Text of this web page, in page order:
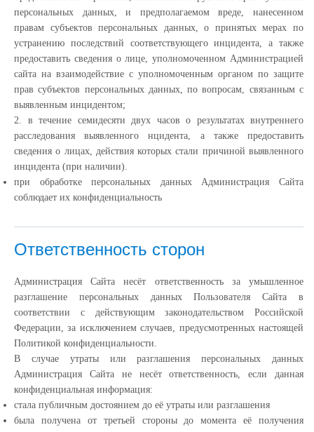
персональных данных, и предполагаемом вреде, нанесенном
правам субъектов персональных данных, о принятых мерах по
устранению последствий соответствующего инцидента, а также
предоставить сведения о лице, уполномоченном Администрацией
сайта на взаимодействие с уполномоченным органом по защите
прав субъектов персональных данных, по вопросам, связанным с
выявленным инцидентом;
2. в течение семидесяти двух часов о результатах внутреннего
расследования выявленного нцидента, а также предоставить
сведения о лицах, действия которых стали причиной выявленного
инцидента (при наличии).
при обработке персональных данных Администрация Сайта
соблюдает их конфиденциальность
Ответственность сторон
Администрация Сайта несёт ответственность за умышленное
разглашение персональных данных Пользователя Сайта в
соответствии с действующим законодательством Российской
Федерации, за исключением случаев, предусмотренных настоящей
Политикой конфиденциальности.
В случае утраты или разглашения персональных данных
Администрация Сайта не несёт ответственность, если данная
конфиденциальная информация:
cтала публичным достоянием до её утраты или разглашения
была получена от третьей стороны до момента её получения